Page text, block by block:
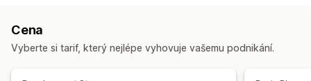
Plovoucí košík
Nástroje pro odpočet času
Upselling
Ochrana dat
Smluvní podmínky Řízení zásad Dodržování TSE
Cena
Vyberte si tarif, který nejlépe vyhovuje vašemu podnikání.